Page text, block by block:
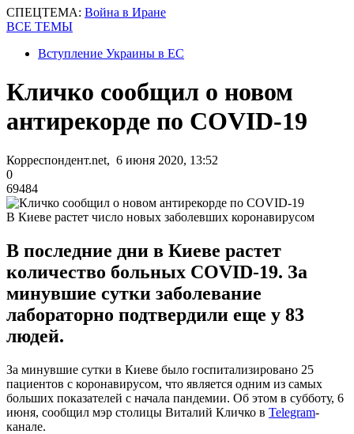
СПЕЦТЕМА: Война в Иране
ВСЕ ТЕМЫ
Вступление Украины в ЕС
Кличко сообщил о новом
антирекорде по COVID-19
Корреспондент.net, 6 июня 2020, 13:52
0
69484
В Киеве растет число новых заболевших коронавирусом
В последние дни в Киеве растет
количество больных COVID-19. За
минувшие сутки заболевание
лабораторно подтвердили еще у 83
людей.
За минувшие сутки в Киеве было госпитализировано 25
пациентов с коронавирусом, что является одним из самых
больших показателей с начала пандемии. Об этом в субботу, 6
июня, сообщил мэр столицы Виталий Кличко в Telegram-
канале.